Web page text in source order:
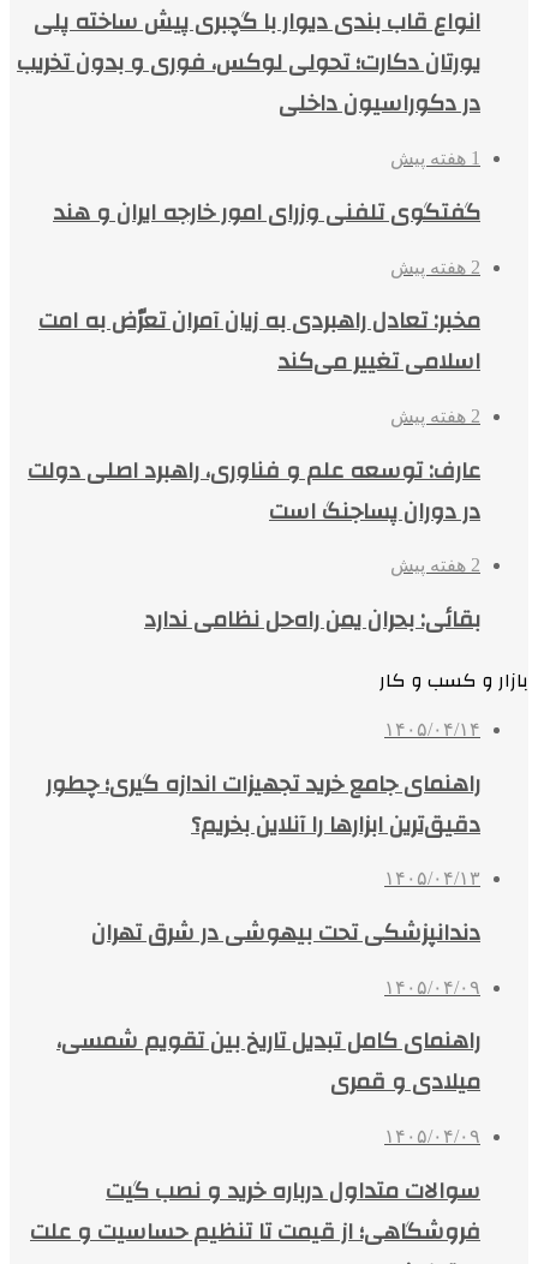
انواع قاب بندی دیوار با گچبری پیش ساخته پلی
یورتان دکارت؛ تحولی لوکس، فوری و بدون تخریب
در دکوراسیون داخلی
1 هفته پیش
گفتگوی تلفنی وزرای امور خارجه ایران و هند
2 هفته پیش
مخبر: تعادل راهبردی به زیان آمران تعرّض به امت
اسلامی تغییر می‌کند
2 هفته پیش
عارف: توسعه علم و فناوری، راهبرد اصلی دولت
در دوران پساجنگ است
2 هفته پیش
بقائی: بحران یمن راه‌حل نظامی ندارد
بازار و کسب و کار
۱۴۰۵/۰۴/۱۴
راهنمای جامع خرید تجهیزات اندازه گیری؛ چطور
دقیق‌ترین ابزارها را آنلاین بخریم؟
۱۴۰۵/۰۴/۱۳
دندانپزشکی تحت بیهوشی در شرق تهران
۱۴۰۵/۰۴/۰۹
راهنمای کامل تبدیل تاریخ بین تقویم شمسی،
میلادی و قمری
۱۴۰۵/۰۴/۰۹
سوالات متداول درباره خرید و نصب گیت
فروشگاهی؛ از قیمت تا تنظیم حساسیت و علت